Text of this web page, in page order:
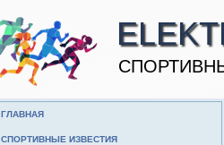
ГЛАВНАЯ
СПОРТИВНЫЕ ИЗВЕСТИЯ